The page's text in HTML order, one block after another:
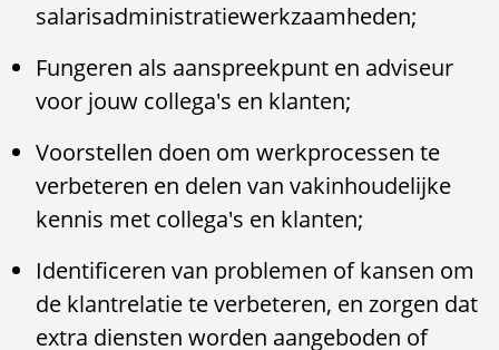
salarisadministratiewerkzaamheden;
Fungeren als aanspreekpunt en adviseur
voor jouw collega's en klanten;
Voorstellen doen om werkprocessen te
verbeteren en delen van vakinhoudelijke
kennis met collega's en klanten;
Identificeren van problemen of kansen om
de klantrelatie te verbeteren, en zorgen dat
extra diensten worden aangeboden of